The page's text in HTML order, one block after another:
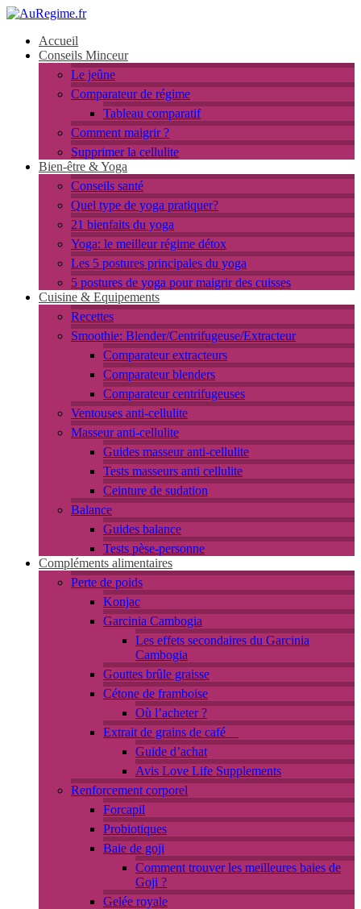
Accueil
Conseils Minceur
Le jeûne
Comparateur de régime
Tableau comparatif
Comment maigrir ?
Supprimer la cellulite
Bien-être & Yoga
Conseils santé
Quel type de yoga pratiquer?
21 bienfaits du yoga
Yoga: le meilleur régime détox
Les 5 postures principales du yoga
5 postures de yoga pour maigrir des cuisses
Cuisine & Equipements
Recettes
Smoothie: Blender/Centrifugeuse/Extracteur
Comparateur extracteurs
Comparateur blenders
Comparateur centrifugeuses
Ventouses anti-cellulite
Masseur anti-cellulite
Guides masseur anti-cellulite
Tests masseurs anti cellulite
Ceinture de sudation
Balance
Guides balance
Tests pèse-personne
Compléments alimentaires
Perte de poids
Konjac
Garcinia Cambogia
Les effets secondaires du Garcinia
Cambogia
Gouttes brûle graisse
Cétone de framboise
Où l’acheter ?
Extrait de grains de café
Guide d’achat
Avis Love Life Supplements
Renforcement corporel
Forcapil
Probiotiques
Baie de goji
Comment trouver les meilleures baies de
Goji ?
Gelée royale